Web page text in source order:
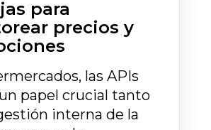
para
precios y
las APIs
papel crucial tanto
interna de la